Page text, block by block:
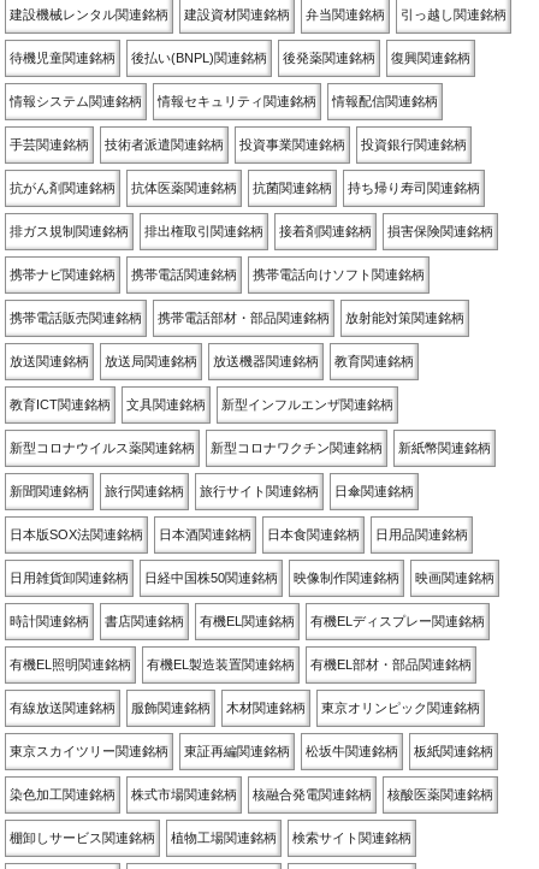
建設機械レンタル関連銘柄 建設資材関連銘柄 弁当関連銘柄 引っ越し関連銘柄
待機児童関連銘柄 後払い(BNPL)関連銘柄 後発薬関連銘柄 復興関連銘柄
情報システム関連銘柄 情報セキュリティ関連銘柄 情報配信関連銘柄
手芸関連銘柄 技術者派遣関連銘柄 投資事業関連銘柄 投資銀行関連銘柄
抗がん剤関連銘柄 抗体医薬関連銘柄 抗菌関連銘柄 持ち帰り寿司関連銘柄
排ガス規制関連銘柄 排出権取引関連銘柄 接着剤関連銘柄 損害保険関連銘柄
携帯ナビ関連銘柄 携帯電話関連銘柄 携帯電話向けソフト関連銘柄
携帯電話販売関連銘柄 携帯電話部材・部品関連銘柄 放射能対策関連銘柄
放送関連銘柄 放送局関連銘柄 放送機器関連銘柄 教育関連銘柄
教育ICT関連銘柄 文具関連銘柄 新型インフルエンザ関連銘柄
新型コロナウイルス薬関連銘柄 新型コロナワクチン関連銘柄 新紙幣関連銘柄
新聞関連銘柄 旅行関連銘柄 旅行サイト関連銘柄 日傘関連銘柄
日本版SOX法関連銘柄 日本酒関連銘柄 日本食関連銘柄 日用品関連銘柄
日用雑貨卸関連銘柄 日経中国株50関連銘柄 映像制作関連銘柄 映画関連銘柄
時計関連銘柄 書店関連銘柄 有機EL関連銘柄 有機ELディスプレー関連銘柄
有機EL照明関連銘柄 有機EL製造装置関連銘柄 有機EL部材・部品関連銘柄
有線放送関連銘柄 服飾関連銘柄 木材関連銘柄 東京オリンピック関連銘柄
東京スカイツリー関連銘柄 東証再編関連銘柄 松坂牛関連銘柄 板紙関連銘柄
染色加工関連銘柄 株式市場関連銘柄 核融合発電関連銘柄 核酸医薬関連銘柄
棚卸しサービス関連銘柄 植物工場関連銘柄 検索サイト関連銘柄